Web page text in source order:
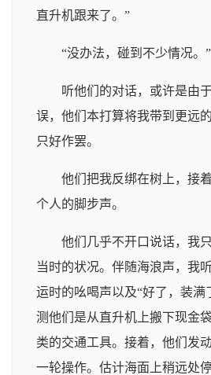
直升机跟来了。”
“没办法，碰到不少情况。”
听他们的对话，或许是由
误，他们本打算将我带到更远
只好作罢。
他们把我反绑在树上，接
个人的脚步声。
他们几乎不开口说话，我
当时的状况。伴随海浪声，我
运时的吆喝声以及“好了，装满
测他们是从直升机上搬下现金
类的交通工具。接着，他们发
一轮操作。估计海面上稍远处